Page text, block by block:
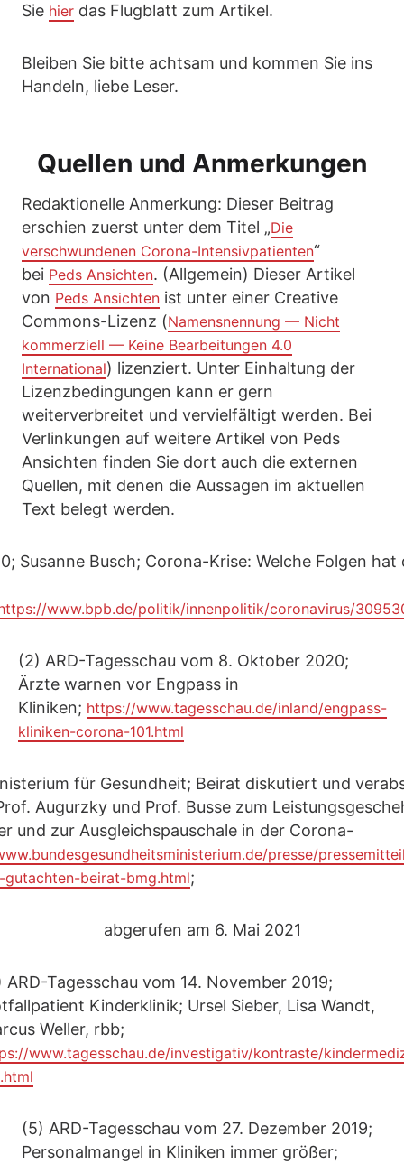
Sie hier das Flugblatt zum Artikel.
Bleiben Sie bitte achtsam und kommen Sie ins
Handeln, liebe Leser.
Quellen und Anmerkungen
Redaktionelle Anmerkung: Dieser Beitrag
erschien zuerst unter dem Titel „Die
verschwundenen Corona-Intensivpatienten“
bei Peds Ansichten. (Allgemein) Dieser Artikel
von Peds Ansichten ist unter einer Creative
Commons-Lizenz (Namensnennung — Nicht
kommerziell — Keine Bearbeitungen 4.0
International) lizenziert. Unter Einhaltung der
Lizenzbedingungen kann er gern
weiterverbreitet und vervielfältigt werden. Bei
Verlinkungen auf weitere Artikel von Peds
Ansichten finden Sie dort auch die externen
Quellen, mit denen die Aussagen im aktuellen
Text belegt werden.
Susanne Busch; Corona-Krise: Welche Folgen hat
www.bpb.de/politik/innenpolitik/coronavirus/
(2) ARD-Tagesschau vom 8. Oktober 2020;
Ärzte warnen vor Engpass in
Kliniken; https://www.tagesschau.de/inland/engpass-
kliniken-corona-101.html
für Gesundheit; Beirat diskutiert und
Augurzky und Prof. Busse zum
und zur Ausgleichspauschale in der Corona-
presse/
beirat-bmg.html;
abgerufen am 6. Mai 2021
ARD-Tagesschau vom 14. November 2019;
Kinderklinik; Ursel Sieber, Lisa Wandt,
Weller, rbb;
www.tagesschau.de/investigativ/kontraste/
(5) ARD-Tagesschau vom 27. Dezember 2019;
Personalmangel in Kliniken immer größer;